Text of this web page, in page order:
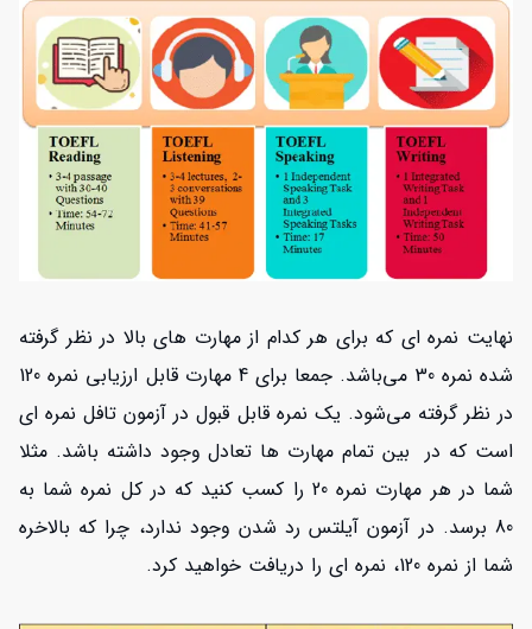
نهایت نمره ای که برای هر کدام از مهارت های بالا در نظر گرفته
شده نمره 30 می‌باشد. جمعا برای 4 مهارت قابل ارزیابی نمره 120
در نظر گرفته می‌شود. یک نمره قابل قبول در آزمون تافل نمره ای
است که در بین تمام مهارت ها تعادل وجود داشته باشد. مثلا
شما در هر مهارت نمره 20 را کسب کنید که در کل نمره شما به
80 برسد. در آزمون آیلتس رد شدن وجود ندارد، چرا که بالاخره
شما از نمره 120، نمره ای را دریافت خواهید کرد.